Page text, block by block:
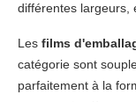
différentes largeurs,
Les films
catégorie sont
parfaitement à la